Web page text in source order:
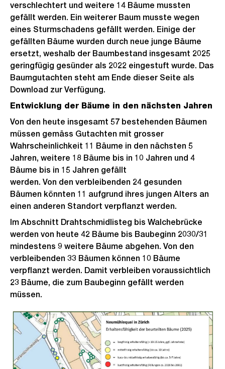
verschlechtert und weitere 14 Bäume mussten
gefällt werden. Ein weiterer Baum musste wegen
eines Sturmschadens gefällt werden. Einige der
gefällten Bäume wurden durch neue junge Bäume
ersetzt, weshalb der Baumbestand insgesamt 2025
geringfügig gesünder als 2022 eingestuft wurde. Das
Baumgutachten steht am Ende dieser Seite als
Download zur Verfügung.
Entwicklung der Bäume in den nächsten Jahren
Von den heute insgesamt 57 bestehenden Bäumen
müssen gemäss Gutachten mit grosser
Wahrscheinlichkeit 11 Bäume in den nächsten 5
Jahren, weitere 18 Bäume bis in 10 Jahren und 4
Bäume bis in 15 Jahren gefällt
werden. Von den verbleibenden 24 gesunden
Bäumen könnten 11 aufgrund ihres jungen Alters an
einen anderen Standort verpflanzt werden.
Im Abschnitt Drahtschmidlisteg bis Walchebrücke
werden von heute 42 Bäume bis Baubeginn 2030/31
mindestens 9 weitere Bäume abgehen. Von den
verbleibenden 33 Bäumen können 10 Bäume
verpflanzt werden. Damit verbleiben voraussichtlich
23 Bäume, die zum Baubeginn gefällt werden
müssen.